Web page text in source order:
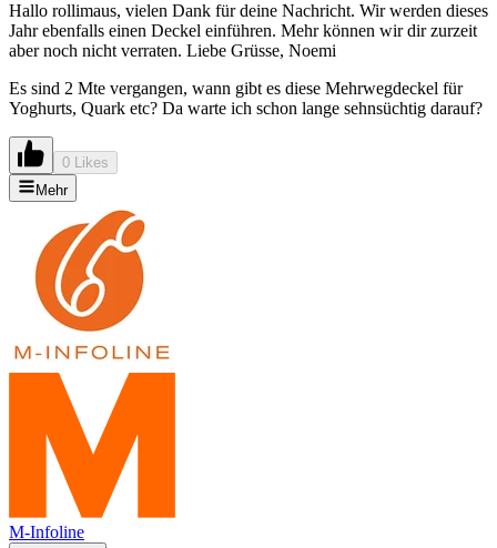
Hallo rollimaus, vielen Dank für deine Nachricht. Wir werden dieses
Jahr ebenfalls einen Deckel einführen. Mehr können wir dir zurzeit
aber noch nicht verraten. Liebe Grüsse, Noemi
Es sind 2 Mte vergangen, wann gibt es diese Mehrwegdeckel für
Yoghurts, Quark etc? Da warte ich schon lange sehnsüchtig darauf?
0 Likes
Mehr
M-Infoline